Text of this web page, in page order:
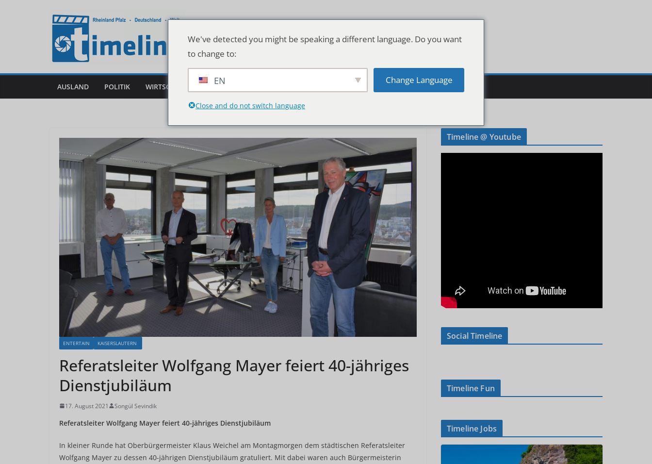
AUSLAND POLITIK WIRTSCHAFT DEUTSCHLAND & WELT
ENTERTAIN KAISERSLAUTERN
Referatsleiter Wolfgang Mayer feiert 40-jähriges
Dienstjubiläum
17. August 2021 Songül Sevindik
Referatsleiter Wolfgang Mayer feiert 40-jähriges Dienstjubiläum
In kleiner Runde hat Oberbürgermeister Klaus Weichel am Montagmorgen dem städtischen Referatsleiter
Wolfgang Mayer zu dessen 40-jährigen Dienstjubiläum gratuliert. Mit dabei waren auch Bürgermeisterin
Timeline @ Youtube
Social Timeline
Timeline Fun
Timeline Jobs
We've detected you might be speaking a different language. Do you want
to change to:
EN Change Language
Close and do not switch language